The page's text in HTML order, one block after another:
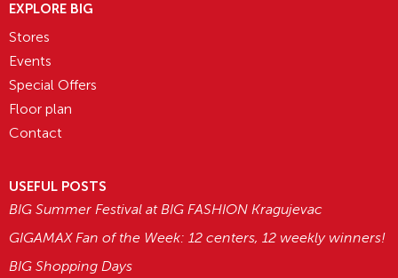
EXPLORE BIG
Stores
Events
Special Offers
Floor plan
Contact
USEFUL POSTS
BIG Summer Festival at BIG FASHION Kragujevac
GIGAMAX Fan of the Week: 12 centers, 12 weekly winners!
BIG Shopping Days